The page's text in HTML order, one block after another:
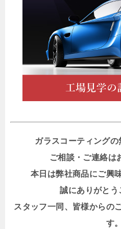
ガラスコーティングの
ご相談・ご連絡は
本日は弊社商品にご興
誠にありがとう
スタッフ一同、皆様からの
す。